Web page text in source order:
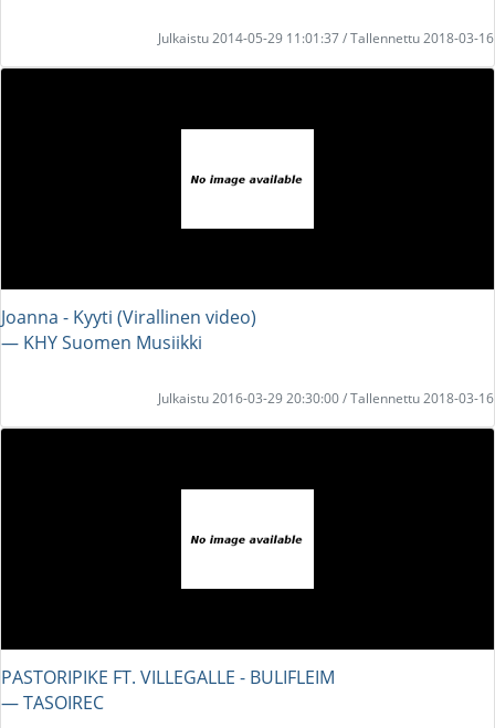
Julkaistu 2014-05-29 11:01:37 / Tallennettu 2018-03-16
Joanna - Kyyti (Virallinen video)
― KHY Suomen Musiikki
Julkaistu 2016-03-29 20:30:00 / Tallennettu 2018-03-16
PASTORIPIKE FT. VILLEGALLE - BULIFLEIM
― TASOIREC